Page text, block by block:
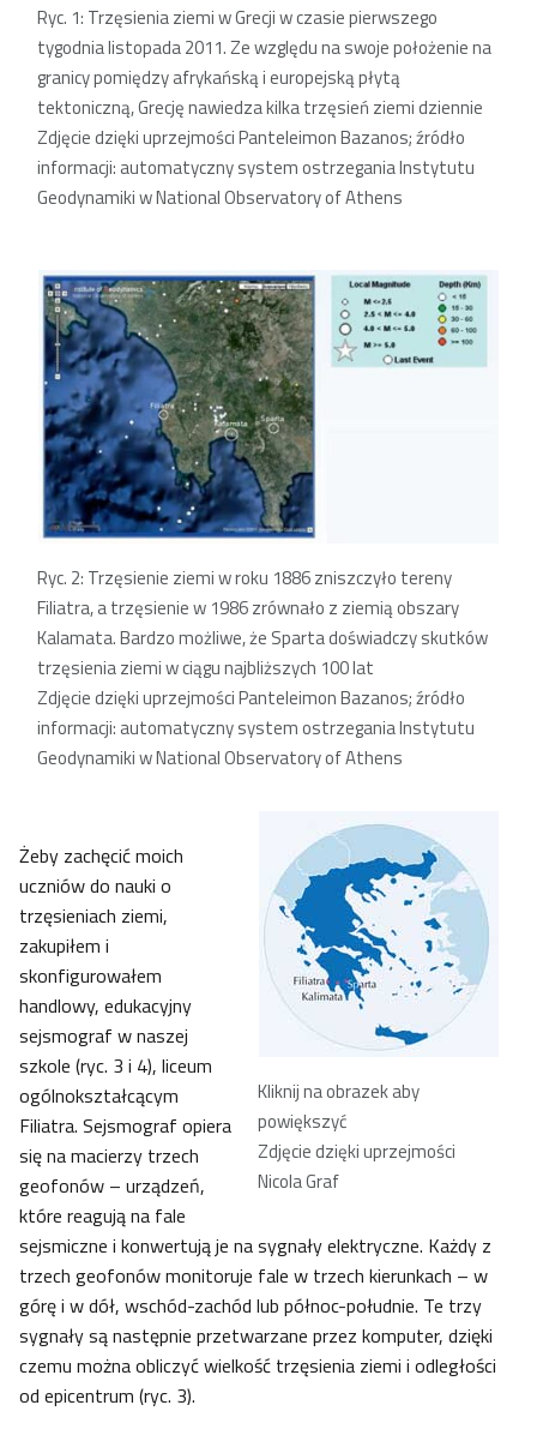
Ryc. 1: Trzęsienia ziemi w Grecji w czasie pierwszego
tygodnia listopada 2011. Ze względu na swoje położenie na
granicy pomiędzy afrykańską i europejską płytą
tektoniczną, Grecję nawiedza kilka trzęsień ziemi dziennie
Zdjęcie dzięki uprzejmości Panteleimon Bazanos; źródło
informacji: automatyczny system ostrzegania Instytutu
Geodynamiki w National Observatory of Athens
Ryc. 2: Trzęsienie ziemi w roku 1886 zniszczyło tereny
Filiatra, a trzęsienie w 1986 zrównało z ziemią obszary
Kalamata. Bardzo możliwe, że Sparta doświadczy skutków
trzęsienia ziemi w ciągu najbliższych 100 lat
Zdjęcie dzięki uprzejmości Panteleimon Bazanos; źródło
informacji: automatyczny system ostrzegania Instytutu
Geodynamiki w National Observatory of Athens
Kliknij na obrazek aby
powiększyć
Zdjęcie dzięki uprzejmości
Nicola Graf
Żeby zachęcić moich
uczniów do nauki o
trzęsieniach ziemi,
zakupiłem i
skonfigurowałem
handlowy, edukacyjny
sejsmograf w naszej
szkole (ryc. 3 i 4), liceum
ogólnokształcącym
Filiatra. Sejsmograf opiera
się na macierzy trzech
geofonów – urządzeń,
które reagują na fale
sejsmiczne i konwertują je na sygnały elektryczne. Każdy z
trzech geofonów monitoruje fale w trzech kierunkach – w
górę i w dół, wschód-zachód lub północ-południe. Te trzy
sygnały są następnie przetwarzane przez komputer, dzięki
czemu można obliczyć wielkość trzęsienia ziemi i odległości
od epicentrum (ryc. 3).